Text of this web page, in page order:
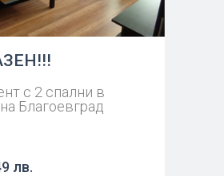
с 2 спални в
Благоевград
лв.